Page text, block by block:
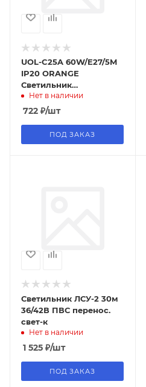
UOL-C25A 60W/E27/5M
IP20 ORANGE
Светильник
переносной под лампу
Е27, шнур 5м, выкл. на
Нет в наличии
722 ₽/шт
ПОД ЗАКАЗ
Светильник ЛСУ-2 30м
36/42В ПВС перенос.
свет-к
Нет в наличии
1 525 ₽/шт
ПОД ЗАКАЗ